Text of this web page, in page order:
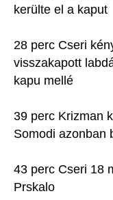
kerülte el a kaput
28 perc Cseri
visszakapott
kapu mellé
39 perc Krizman
Somodi azonban
43 perc Cseri 18
Prskalo